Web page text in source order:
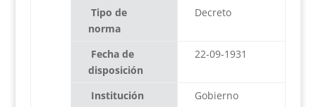
Tipo de
norma
Decreto
Fecha de
disposición
22-09-1931
Institución
Gobierno